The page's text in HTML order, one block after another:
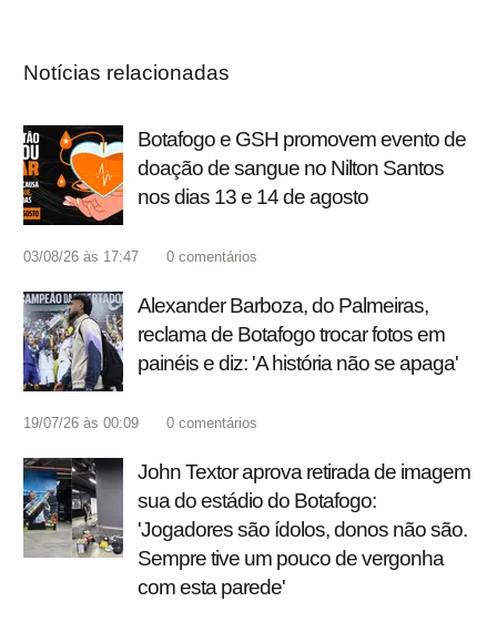
Notícias relacionadas
Botafogo e GSH promovem evento de
doação de sangue no Nilton Santos
nos dias 13 e 14 de agosto
03/08/26 às 17:47 0 comentários
Alexander Barboza, do Palmeiras,
reclama de Botafogo trocar fotos em
painéis e diz: 'A história não se apaga'
19/07/26 às 00:09 0 comentários
John Textor aprova retirada de imagem
sua do estádio do Botafogo:
'Jogadores são ídolos, donos não são.
Sempre tive um pouco de vergonha
com esta parede'